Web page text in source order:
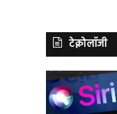
टेक्नोलॉजी